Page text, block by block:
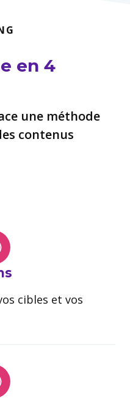
en 4
une méthode
contenus
cibles et vos